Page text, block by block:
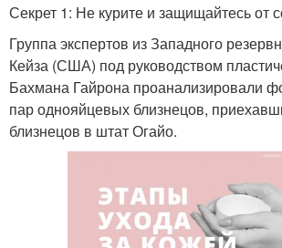
Секрет 1: Не курите и защищайтесь от
Группа экспертов из Западного
Кейза (США) под руководством
Бахмана Гайрона проанализировали
пар однояйцевых близнецов,
близнецов в штат Огайо.